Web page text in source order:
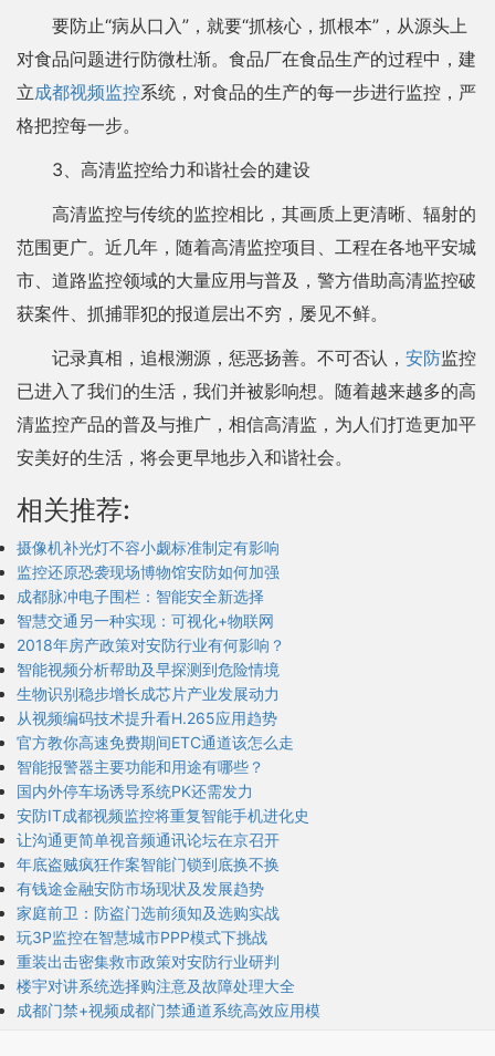
要防止“病从口入”，就要“抓核心，抓根本”，从源头上
对食品问题进行防微杜渐。食品厂在食品生产的过程中，建
立成都视频监控系统，对食品的生产的每一步进行监控，严
格把控每一步。
3、高清监控给力和谐社会的建设
高清监控与传统的监控相比，其画质上更清晰、辐射的
范围更广。近几年，随着高清监控项目、工程在各地平安城
市、道路监控领域的大量应用与普及，警方借助高清监控破
获案件、抓捕罪犯的报道层出不穷，屡见不鲜。
记录真相，追根溯源，惩恶扬善。不可否认， 安防监控
已进入了我们的生活，我们并被影响想。随着越来越多的高
清监控产品的普及与推广，相信高清监，为人们打造更加平
安美好的生活，将会更早地步入和谐社会。
相关推荐:
摄像机补光灯不容小觑标准制定有影响
监控还原恐袭现场博物馆安防如何加强
成都脉冲电子围栏：智能安全新选择
智慧交通另一种实现：可视化+物联网
2018年房产政策对安防行业有何影响？
智能视频分析帮助及早探测到危险情境
生物识别稳步增长成芯片产业发展动力
从视频编码技术提升看H.265应用趋势
官方教你高速免费期间ETC通道该怎么走
智能报警器主要功能和用途有哪些？
国内外停车场诱导系统PK还需发力
安防IT成都视频监控将重复智能手机进化史
让沟通更简单视音频通讯论坛在京召开
年底盗贼疯狂作案智能门锁到底换不换
有钱途金融安防市场现状及发展趋势
家庭前卫：防盗门选前须知及选购实战
玩3P监控在智慧城市PPP模式下挑战
重装出击密集救市政策对安防行业研判
楼宇对讲系统选择购注意及故障处理大全
成都门禁+视频成都门禁通道系统高效应用模